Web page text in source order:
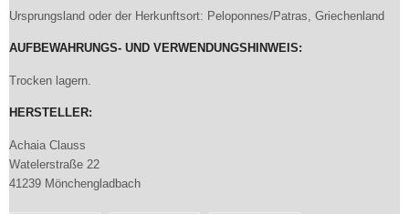
Ursprungsland oder der Herkunftsort: Peloponnes/Patras, Griechenland
AUFBEWAHRUNGS- UND VERWENDUNGSHINWEIS:
Trocken lagern.
HERSTELLER:
Achaia Clauss
Watelerstraße 22
41239 Mönchengladbach